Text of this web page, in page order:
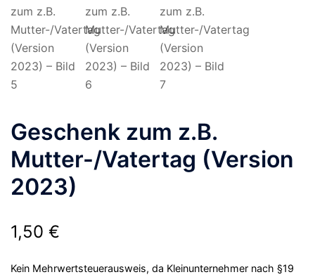
Geschenk zum z.B.
Mutter-/Vatertag (Version
2023)
1,50 €
Kein Mehrwertsteuerausweis, da Kleinunternehmer nach §19